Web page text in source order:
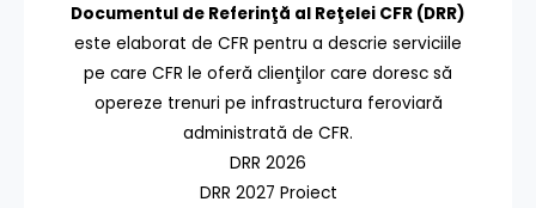
Documentul de Referinţă al Reţelei CFR (DRR)
este elaborat de CFR pentru a descrie serviciile
pe care CFR le oferă clienţilor care doresc să
opereze trenuri pe infrastructura feroviară
administrată de CFR.
DRR 2026
DRR 2027 Proiect